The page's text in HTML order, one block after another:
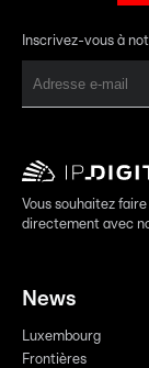
Inscrivez-vous à
Vous souhaitez
directement avec
News
Luxembourg
Frontières